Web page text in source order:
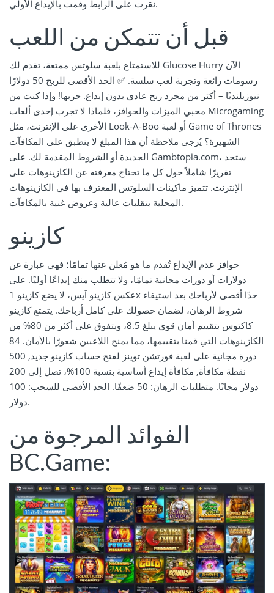
نقرت على الرابط وقمت بالإيداع الأولي.
قبل أن تتمكن من اللعب
للاستمتاع بلعبة سلوتس ممتعة، تقدم لك Glucose Hurry الآن
رسومات رائعة وتجربة لعب سلسة. ✅ الحد الأقصى للربح 50 دولارًا
نيوزيلنديًا – أكثر من مجرد ربح عادي بدون إيداع. جربها! وإذا كنت من
محبي الميزات والحوافز، فلماذا لا تجرب إحدى ألعاب Microgaming
الأخرى على الإنترنت، مثل Look-A-Boo أو لعبة Game of Thrones
الشهيرة؟ يُرجى ملاحظة أن هذا المبلغ لا ينطبق على المكافآت
الجديدة أو الشروط المقدمة لك. على Gambtopia.com، ستجد
تقريرًا شاملاً حول كل ما تحتاج معرفته عن الكازينوهات على
الإنترنت. تتميز ماكينات السلوتس المعترف بها في الكازينوهات
المحلية بتقلبات عالية وعروض غنية بالمكافآت.
كازينو
حوافز عدم الإيداع تُقدم ما هو مُعلن عنها تمامًا؛ فهي عبارة عن
دولارات أو دورات مجانية تمامًا، ولا تتطلب منك إيداعًا أوليًا. على
عكس كازينو آيس، لا يضع كازينو 1x حدًا أقصى لأرباحك بعد استيفاء
شروط الرهان، لضمان حصولك على كامل أرباحك. يتمتع كازينو
كاكتوس بتقييم أمان قوي يبلغ 8.5، ويتفوق على أكثر من 80% من
الكازينوهات التي قمنا بتقييمها، مما يمنح اللاعبين شعورًا بالأمان. 84
دورة مجانية على لعبة فورتشن توينز لفتح حساب كازينو جديد, 500
نقطة مكافأة, مكافأة إيداع أساسية بنسبة 100%، تصل إلى 200
دولار مجانًا. متطلبات الرهان: 50 ضعفًا. الحد الأقصى للسحب: 100
دولار.
الفوائد المرجوة من
BC.Game: